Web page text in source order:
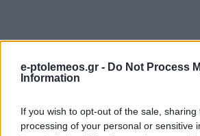
e-ptolemeos.gr - Do Not Process
Information
If you wish to opt-out of the sale,
processing of your personal or sensitive